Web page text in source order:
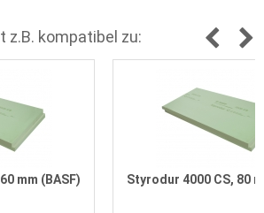
z.B. kompatibel zu:
mm (BASF) Styrodur 4000 CS, 80